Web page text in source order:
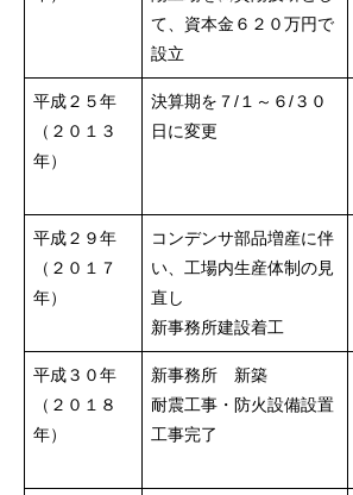
て、資本金６２０万円で
設立
平成２５年
（２０１３
年）
決算期を７/１～６/３０
日に変更
平成２９年
（２０１７
年）
コンデンサ部品増産に伴
い、工場内生産体制の見
直し
新事務所建設着工
平成３０年
（２０１８
年）
新事務所 新築
耐震工事・防火設備設置
工事完了